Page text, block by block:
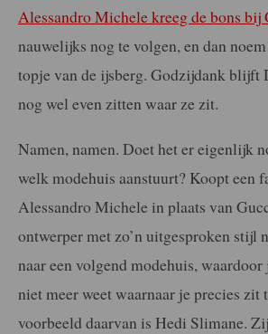
Alessandro Michele kreeg de bons bij
nauwelijks nog te volgen, en dan
topje van de ijsberg. Godzijdank blijft
nog wel even zitten waar ze zit.
Namen, namen. Doet het er eigenlijk
welk modehuis aanstuurt? Koopt een
Alessandro Michele in plaats van
ontwerper met zo’n uitgesproken stijl
naar een volgend modehuis, waardoor
niet meer weet waarnaar je precies
voorbeeld daarvan is Hedi Slimane.